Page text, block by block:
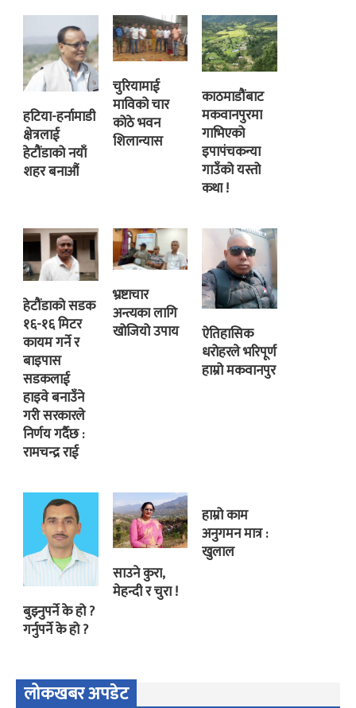
हटिया-हर्नामाडी
क्षेत्रलाई
हेटौंडाको नयाँ
शहर बनाऔं
चुरियामाई
माविको चार
कोठे भवन
शिलान्यास
काठमाडौंबाट
मकवानपुरमा
गाभिएको
इपापंचकन्या
गाउँको यस्तो
कथा !
हेटौंडाको सडक
१६-१६ मिटर
कायम गर्ने र
बाइपास
सडकलाई
हाइवे बनाउँने
गरी सरकारले
निर्णय गर्दैछ :
रामचन्द्र राई
भ्रष्टाचार
अन्त्यका लागि
खोजियो उपाय
ऐतिहासिक
धरोहरले भरिपूर्ण
हाम्रो मकवानपुर
बुझ्नुपर्ने के हो ?
गर्नुपर्ने के हो ?
साउने कुरा,
मेहन्दी र चुरा !
हाम्रो काम
अनुगमन मात्र :
खुलाल
लोकखबर अपडेट